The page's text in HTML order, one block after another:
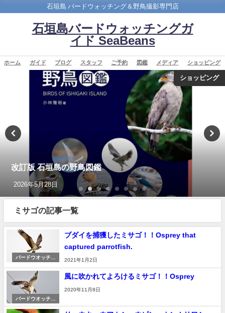
石垣島 バードウォッチング＆野鳥撮影専門店
石垣島バードウォッチングガ
イド SeaBeans
ホーム ガイド ブログ スタッフ ご予約 図鑑 メディア ショッピング
ショッピング
改訂版 石垣島の野鳥図鑑
2026年5月28日
ミサゴの記事一覧
バードウオッチン
ブダイを捕獲したミサゴ！！Osprey that
captured parrotfish.
2021年1月2日
バードウオッチン
グ＆野鳥撮影
風に吹かれてよろけるミサゴ！！Osprey
2020年11月8日